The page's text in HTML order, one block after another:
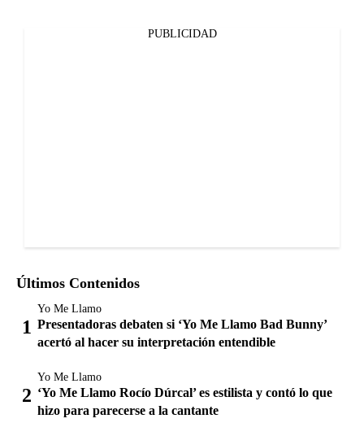
PUBLICIDAD
Últimos Contenidos
Yo Me Llamo
Presentadoras debaten si ‘Yo Me Llamo Bad Bunny’
acertó al hacer su interpretación entendible
Yo Me Llamo
‘Yo Me Llamo Rocío Dúrcal’ es estilista y contó lo que
hizo para parecerse a la cantante